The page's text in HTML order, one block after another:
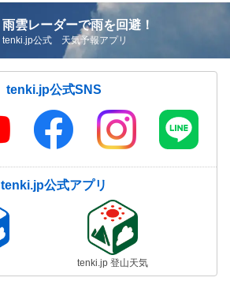
雨雲レーダーで雨を回避！
tenki.jp公式 天気予報アプリ
tenki.jp公式SNS
tenki.jp公式アプリ
tenki.jp 登山天気